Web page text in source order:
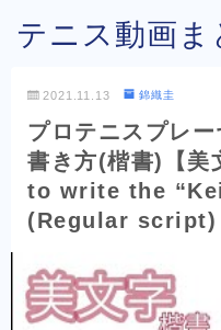
テニス動画ま
2021.11.13 錦織圭
プロテニスプレ
書き方(楷書)【美
to write the
(Regular script)